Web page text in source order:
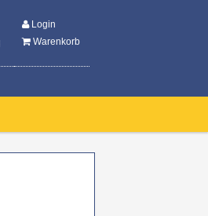
Login
Warenkorb